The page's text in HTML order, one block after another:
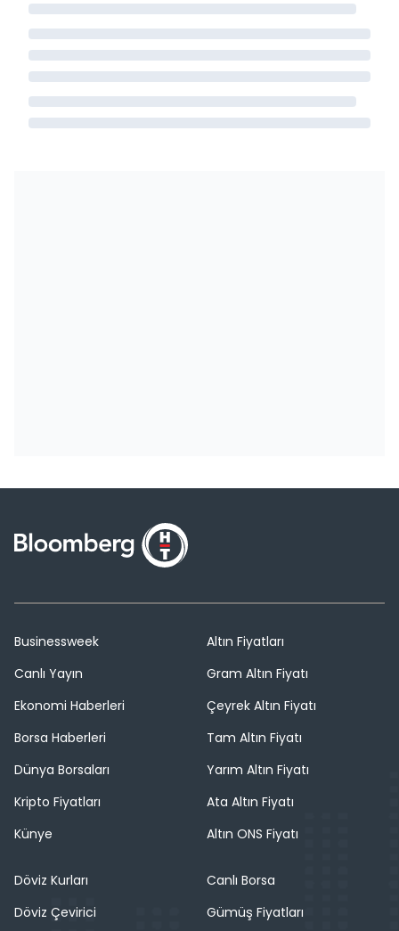
Businessweek
Canlı Yayın
Ekonomi Haberleri
Borsa Haberleri
Dünya Borsaları
Kripto Fiyatları
Künye
Altın Fiyatları
Gram Altın Fiyatı
Çeyrek Altın Fiyatı
Tam Altın Fiyatı
Yarım Altın Fiyatı
Ata Altın Fiyatı
Altın ONS Fiyatı
Döviz Kurları
Döviz Çevirici
Canlı Borsa
Gümüş Fiyatları